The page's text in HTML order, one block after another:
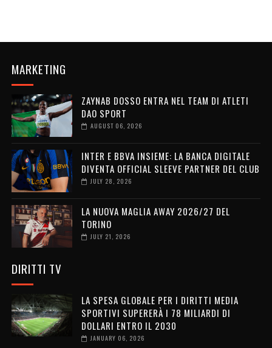
MARKETING
ZAYNAB DOSSO ENTRA NEL TEAM DI ATLETI
DAO SPORT
AUGUST 06, 2026
INTER E BBVA INSIEME: LA BANCA DIGITALE
DIVENTA OFFICIAL SLEEVE PARTNER DEL CLUB
JULY 28, 2026
LA NUOVA MAGLIA AWAY 2026/27 DEL
TORINO
JULY 21, 2026
DIRITTI TV
LA SPESA GLOBALE PER I DIRITTI MEDIA
SPORTIVI SUPERERÀ I 78 MILIARDI DI
DOLLARI ENTRO IL 2030
JANUARY 06, 2026